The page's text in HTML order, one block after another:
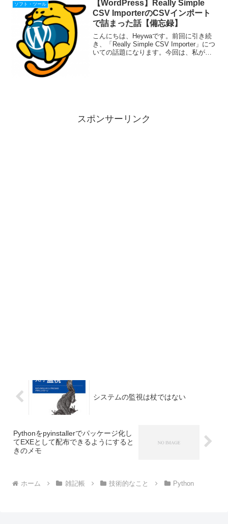
すく説明するのには良...
ソフト・ツール
【WordPress】Really Simple
CSV ImporterのCSVインポート
で詰まった話【備忘録】
こんにちは、Heywaです。前回に引き続
き、「Really Simple CSV Importer」につ
いての話題になります。今回は、私が
スポンサーリンク
システムの監視は杖ではない
Pythonをpyinstallerでパッケージ化し
てEXEとして配布できるようにすると
きのメモ
ホーム 雑記帳 技術的なこと Python